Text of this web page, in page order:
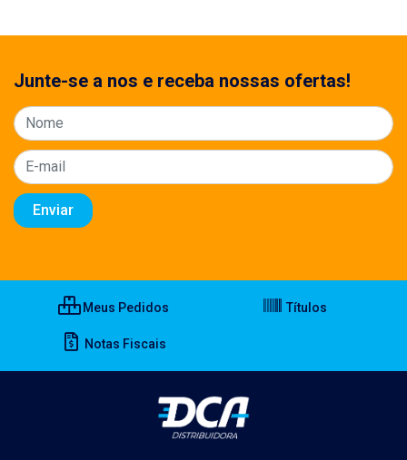
Junte-se a nos e receba nossas ofertas!
Meus Pedidos Títulos
Notas Fiscais